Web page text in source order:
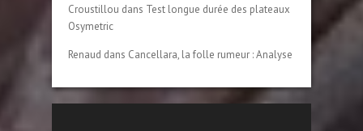
Croustillou dans Test longue durée des plateaux
Osymetric
Renaud dans Cancellara, la folle rumeur : Analyse